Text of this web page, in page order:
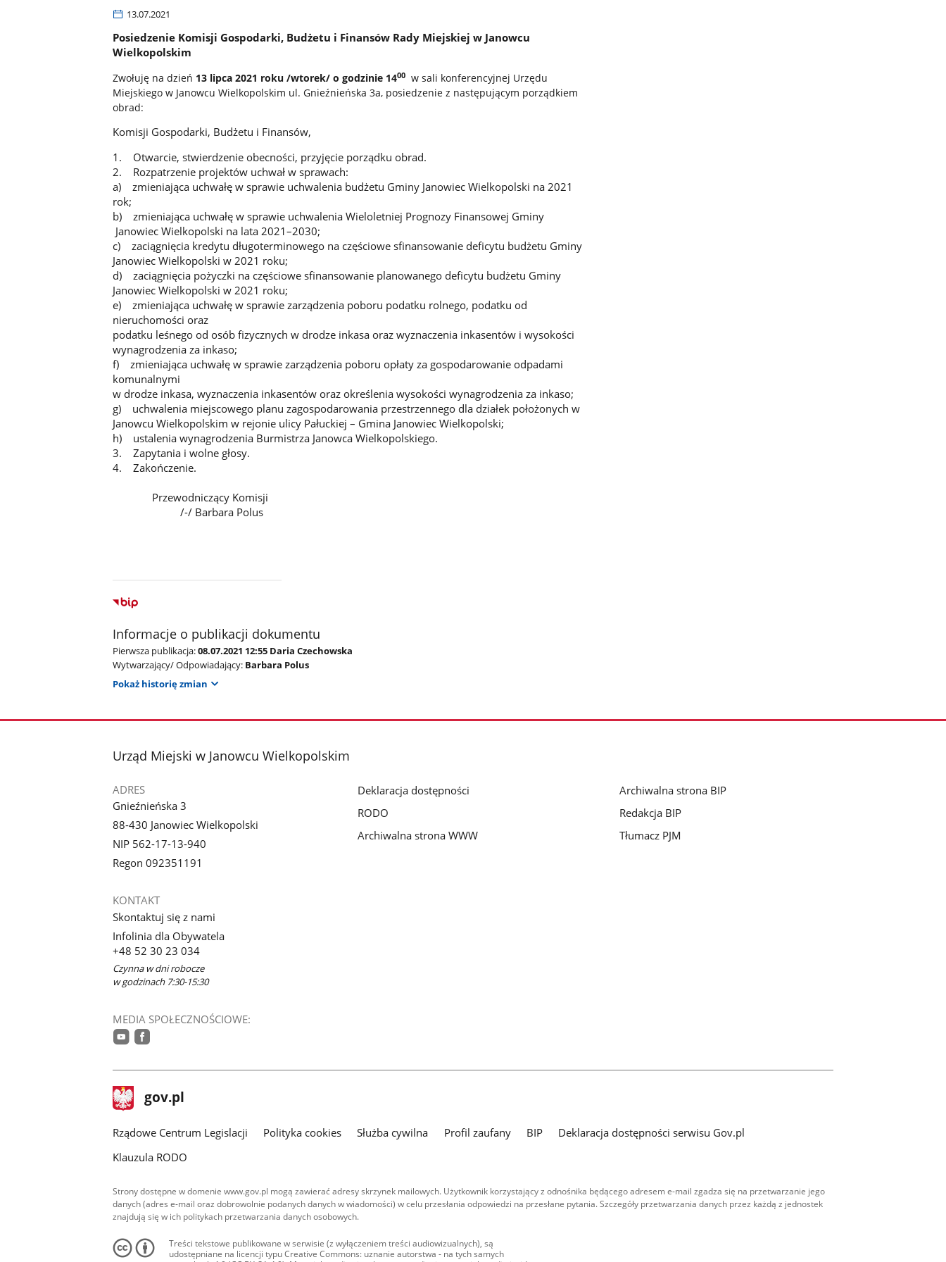
13.07.2021
Posiedzenie Komisji Gospodarki, Budżetu i Finansów Rady Miejskiej w Janowcu
Wielkopolskim
Zwołuję na dzień 13 lipca 2021 roku /wtorek/ o godzinie 1400w sali konferencyjnej Urzędu
Miejskiego w Janowcu Wielkopolskim ul. Gnieźnieńska 3a, posiedzenie z następującym porządkiem
obrad:
Komisji Gospodarki, Budżetu i Finansów,
1. Otwarcie, stwierdzenie obecności, przyjęcie porządku obrad.
2. Rozpatrzenie projektów uchwał w sprawach:
a) zmieniająca uchwałę w sprawie uchwalenia budżetu Gminy Janowiec Wielkopolski na 2021
rok;
b) zmieniająca uchwałę w sprawie uchwalenia Wieloletniej Prognozy Finansowej Gminy
Janowiec Wielkopolski na lata 2021–2030;
c) zaciągnięcia kredytu długoterminowego na częściowe sfinansowanie deficytu budżetu Gminy
Janowiec Wielkopolski w 2021 roku;
d) zaciągnięcia pożyczki na częściowe sfinansowanie planowanego deficytu budżetu Gminy
Janowiec Wielkopolski w 2021 roku;
e) zmieniająca uchwałę w sprawie zarządzenia poboru podatku rolnego, podatku od
nieruchomości oraz
podatku leśnego od osób fizycznych w drodze inkasa oraz wyznaczenia inkasentów i wysokości
wynagrodzenia za inkaso;
f) zmieniająca uchwałę w sprawie zarządzenia poboru opłaty za gospodarowanie odpadami
komunalnymi
w drodze inkasa, wyznaczenia inkasentów oraz określenia wysokości wynagrodzenia za inkaso;
g) uchwalenia miejscowego planu zagospodarowania przestrzennego dla działek położonych w
Janowcu Wielkopolskim w rejonie ulicy Pałuckiej – Gmina Janowiec Wielkopolski;
h) ustalenia wynagrodzenia Burmistrza Janowca Wielkopolskiego.
3. Zapytania i wolne głosy.
4. Zakończenie.
Przewodniczący Komisji
/-/ Barbara Polus
Informacje o publikacji dokumentu
Pierwsza publikacja:08.07.2021 12:55 Daria Czechowska
Wytwarzający/ Odpowiadający: Barbara Polus
Pokaż historię zmian
stopka
Urząd Miejski w Janowcu Wielkopolskim
ADRES
Gnieźnieńska 3
88-430 Janowiec Wielkopolski
NIP 562-17-13-940
Regon 092351191
KONTAKT
Skontaktuj się z nami
Infolinia dla Obywatela
+48 52 30 23 034
Czynna w dni robocze
w godzinach 7:30-15:30
MEDIA SPOŁECZNOŚCIOWE:
Deklaracja dostępności
RODO
Archiwalna strona WWW
Archiwalna strona BIP
Redakcja BIP
Tłumacz PJM
stopka
gov.pl Strona
gov.pl
Rządowe Centrum Legislacji Polityka cookies Służba cywilna Profil zaufany BIP
Deklaracja dostępności serwisu Gov.pl
Klauzula RODO
Strony dostępne w domenie www.gov.pl mogą zawierać adresy skrzynek mailowych. Użytkownik korzystający z odnośnika będącego adresem e-mail zgadza się na przetwarzanie jego
danych (adres e-mail oraz dobrowolnie podanych danych w wiadomości) w celu przesłania odpowiedzi na przesłane pytania. Szczegóły przetwarzania danych przez każdą z jednostek
znajdują się w ich politykach przetwarzania danych osobowych.
Treści tekstowe publikowane w serwisie (z wyłączeniem treści audiowizualnych), są
udostępniane na licencji typu Creative Commons: uznanie autorstwa - na tych samych